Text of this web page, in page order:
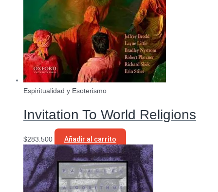
Espiritualidad y Esoterismo
Invitation To World Religions
$283.500 Añadir al carrito